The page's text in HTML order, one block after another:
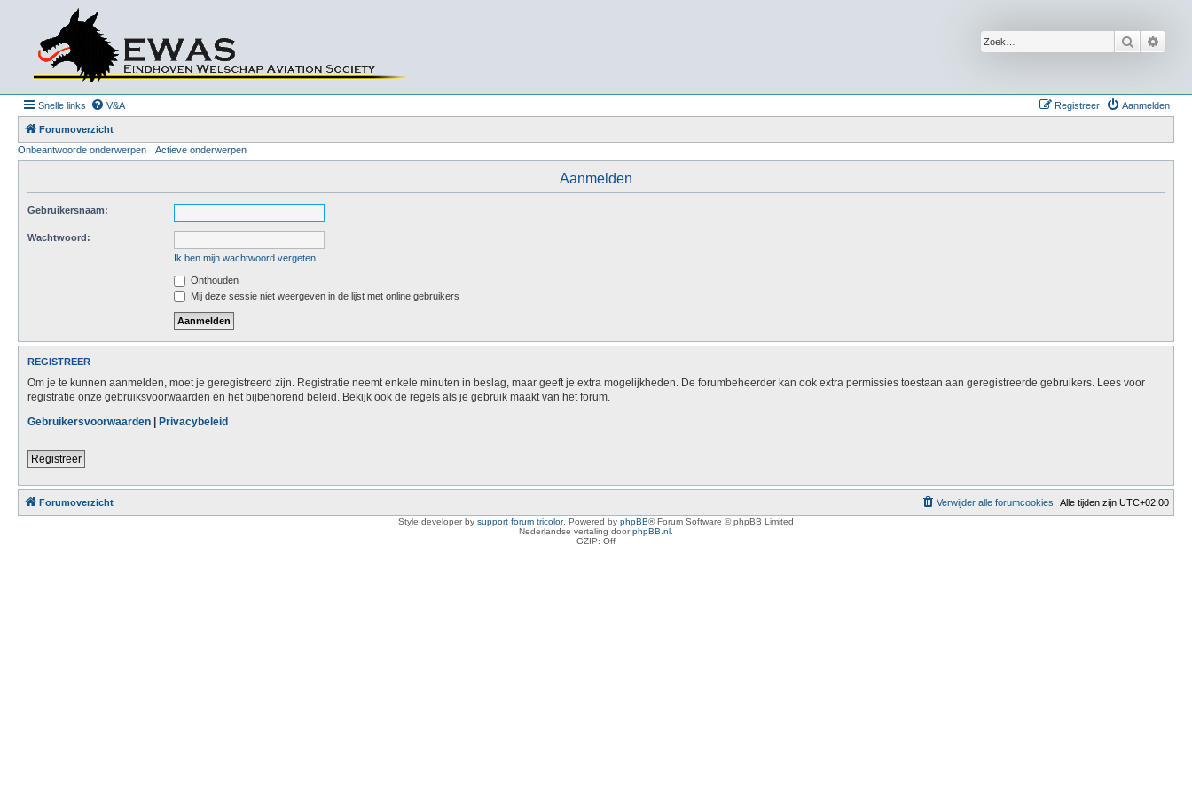
Zoek
Snelle links V&A Aanmelden
Registreer
Forumoverzicht
Onbeantwoorde onderwerpen
Actieve onderwerpen
Aanmelden
Gebruikersnaam:
Wachtwoord:
Ik ben mijn wachtwoord vergeten
Onthouden
Mij deze sessie niet weergeven in de lijst met online gebruikers
REGISTREER
Om je te kunnen aanmelden, moet je geregistreerd zijn. Registratie neemt enkele minuten in beslag, maar geeft je extra mogelijkheden. De forumbeheerder kan ook extra permissies toestaan aan geregistreerde gebruikers. Lees voor
registratie onze gebruiksvoorwaarden en het bijbehorend beleid. Bekijk ook de regels als je gebruik maakt van het forum.
Gebruikersvoorwaarden | Privacybeleid
Registreer
Forumoverzicht Alle tijden zijn UTC+02:00
Verwijder alle forumcookies
Style developer by support forum tricolor, Powered by phpBB® Forum Software © phpBB Limited
Nederlandse vertaling doorphpBB.nl
GZIP: Off